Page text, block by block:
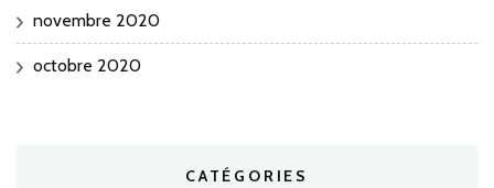
novembre 2020
octobre 2020
CATÉGORIES